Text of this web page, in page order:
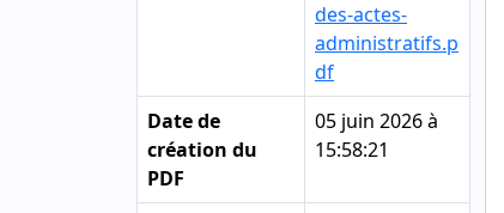
des-actes-
administratifs.p
df
Date de
création du
PDF
05 juin 2026 à
15:58:21